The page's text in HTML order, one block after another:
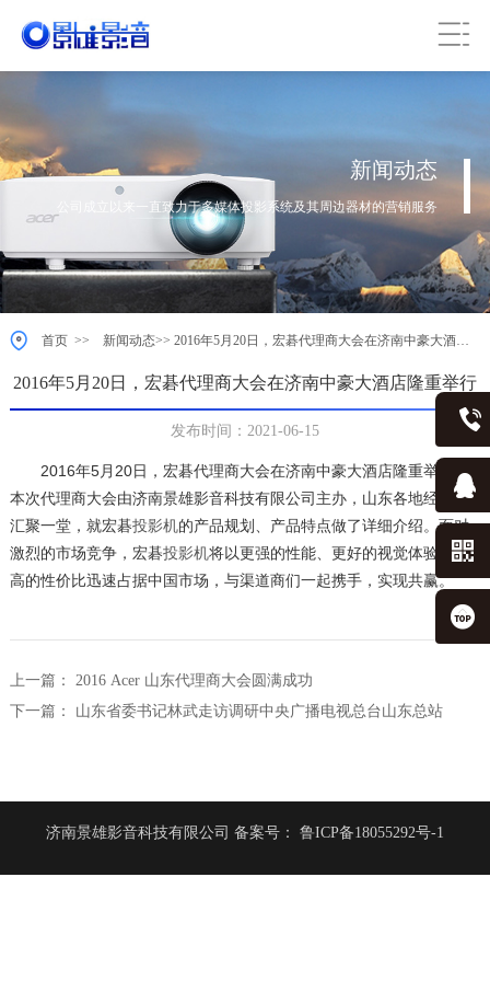
新闻动态
公司成立以来一直致力于多媒体投影系统及其周边器材的营销服务
首页 >> 新闻动态>> 2016年5月20日，宏碁代理商大会在济南中豪大酒店
2016年5月20日，宏碁代理商大会在济南中豪大酒店隆重举行
发布时间：2021-06-15
2016年5月20日，宏碁代理商大会在济南中豪大酒店隆重举行，
本次代理商大会由济南景雄影音科技有限公司主办，山东各地经销商
汇聚一堂，就宏碁投影机的产品规划、产品特点做了详细介绍。面对
激烈的市场竞争，宏碁投影机将以更强的性能、更好的视觉体验、更
高的性价比迅速占据中国市场，与渠道商们一起携手，实现共赢。
上一篇： 2016 Acer 山东代理商大会圆满成功
下一篇： 山东省委书记林武走访调研中央广播电视总台山东总站
济南景雄影音科技有限公司 备案号： 鲁ICP备18055292号-1